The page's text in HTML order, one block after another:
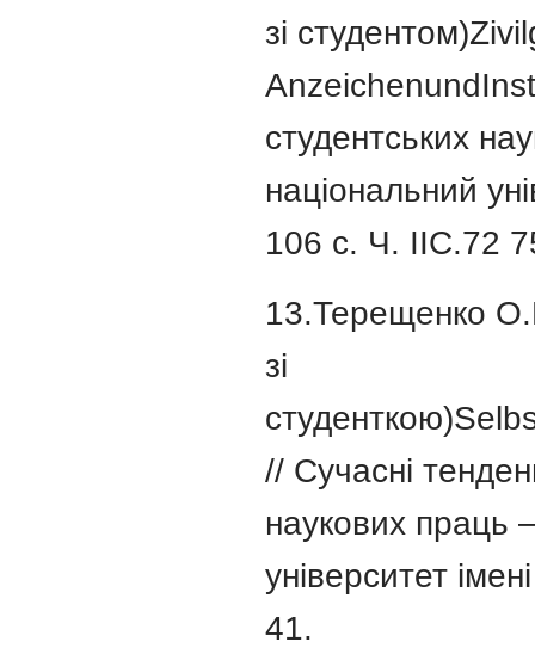
зі
студентських
національний
106 c. Ч. ІІС.72
13.Терещенко
зі
// Сучасні
наукових праць
університет
41.